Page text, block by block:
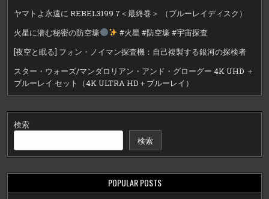
ヤマトよ永遠に REBEL3199 7＜最終巻＞ （ブルーレイディスク）
火星に潜む秘密の防空壕
#火星 #防空壕 #宇宙探査
[夜空と眠る] フォン・ノイマン探査機：自己複製する銀河の探検者
スター・ウォーズ/マンダロリアン・アンド・グローグー 4K UHD ＋
ブルーレイ セット（4K ULTRA HD＋ブルーレイ）
検索
検索
POPULAR POSTS